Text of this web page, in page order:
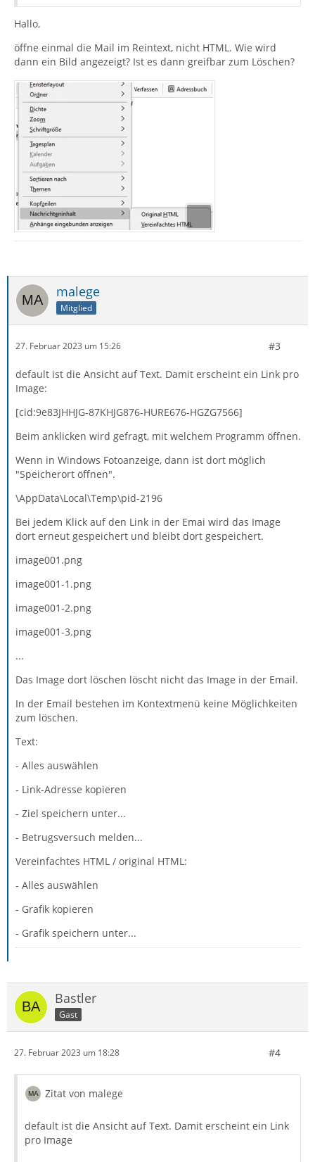
Hallo,
öffne einmal die Mail im Reintext, nicht HTML. Wie wird
dann ein Bild angezeigt? Ist es dann greifbar zum Löschen?
malege
Mitglied
27. Februar 2023 um 15:26 #3
default ist die Ansicht auf Text. Damit erscheint ein Link pro
Image:
[cid:9e83JHHJG-87KHJG876-HURE676-HGZG7566]
Beim anklicken wird gefragt, mit welchem Programm öffnen.
Wenn in Windows Fotoanzeige, dann ist dort möglich
"Speicherort öffnen".
\AppData\Local\Temp\pid-2196
Bei jedem Klick auf den Link in der Emai wird das Image
dort erneut gespeichert und bleibt dort gespeichert.
image001.png
image001-1.png
image001-2.png
image001-3.png
...
Das Image dort löschen löscht nicht das Image in der Email.
In der Email bestehen im Kontextmenü keine Möglichkeiten
zum löschen.
Text:
- Alles auswählen
- Link-Adresse kopieren
- Ziel speichern unter...
- Betrugsversuch melden...
Vereinfachtes HTML / original HTML:
- Alles auswählen
- Grafik kopieren
- Grafik speichern unter...
Bastler
Gast
27. Februar 2023 um 18:28 #4
Zitat von malege
default ist die Ansicht auf Text. Damit erscheint ein Link
pro Image